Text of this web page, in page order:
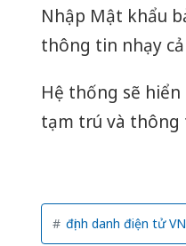
Nhập Mật khẩu
thông tin nhạy
Hệ thống sẽ
tạm trú và thông
định danh điện tử